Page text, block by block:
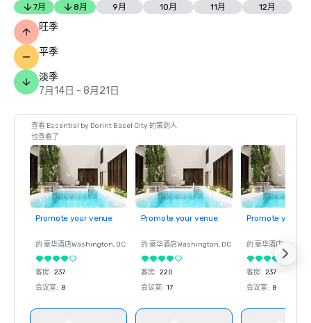
7月
8月 9月 10月 11月 12月
旺季
平季
淡季
7月14日 - 8月21日
查看 Essential by Dorint Basel City 的策划人
也查看了
Promote your venue
的 豪华酒店Washington, DC
客房: 237
会议室: 8
Promote your venue
的 豪华酒店Washington, DC
客房: 220
会议室: 17
Promote your
的 豪华酒店
客房: 237
会议室: 8